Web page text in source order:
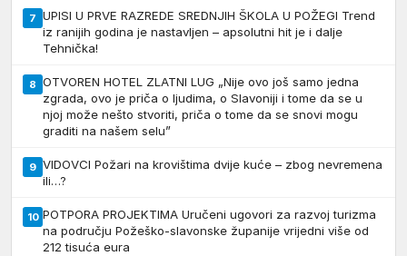
7 UPISI U PRVE RAZREDE SREDNJIH ŠKOLA U POŽEGI Trend
iz ranijih godina je nastavljen – apsolutni hit je i dalje
Tehnička!
8 OTVOREN HOTEL ZLATNI LUG „Nije ovo još samo jedna
zgrada, ovo je priča o ljudima, o Slavoniji i tome da se u
njoj može nešto stvoriti, priča o tome da se snovi mogu
graditi na našem selu”
9 VIDOVCI Požari na krovištima dvije kuće – zbog nevremena
ili…?
10 POTPORA PROJEKTIMA Uručeni ugovori za razvoj turizma
na području Požeško-slavonske županije vrijedni više od
212 tisuća eura